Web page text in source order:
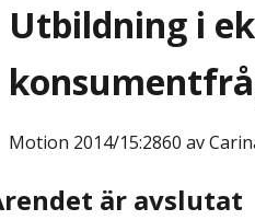
Utbildning i
Motion 2014/15:2860 av
är avslutat